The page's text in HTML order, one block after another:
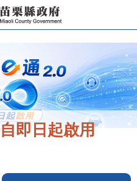
即日起啟用